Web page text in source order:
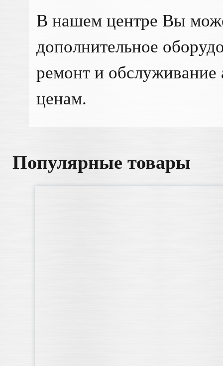
В нашем центре Вы
дополнительное
ремонт и
ценам.
Популярные товары